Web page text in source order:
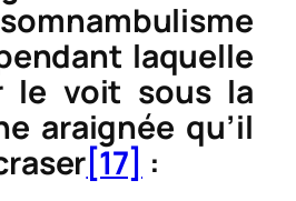
laquelle
le voit sous la
araignée qu’il
[17] :